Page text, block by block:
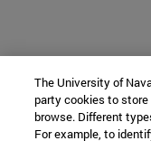
The University of
party cookies to
browse. Different
For example, to